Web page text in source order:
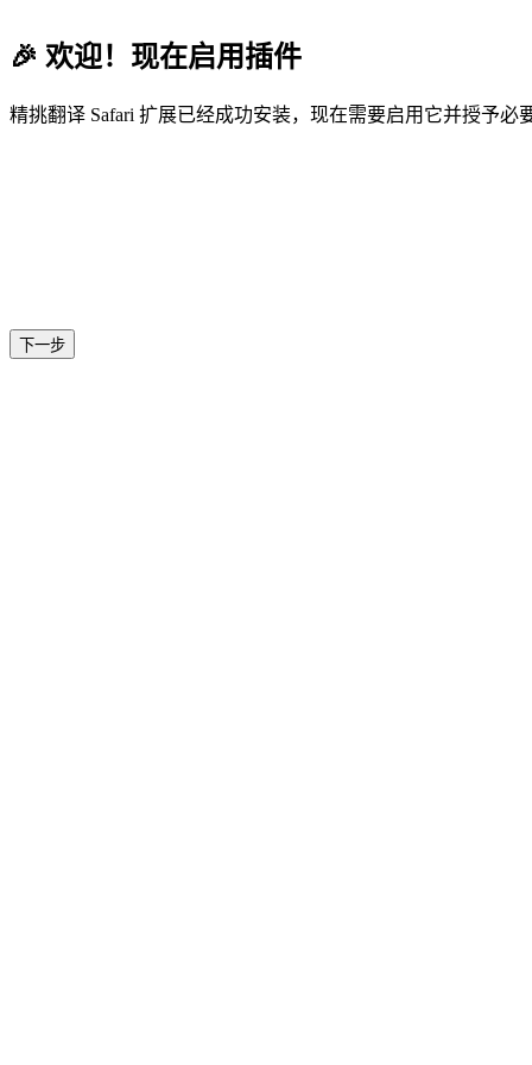
🎉 欢迎！现在启用插件
精挑翻译 Safari 扩展已经成功安装，现在需要启用它并授予必
下一步